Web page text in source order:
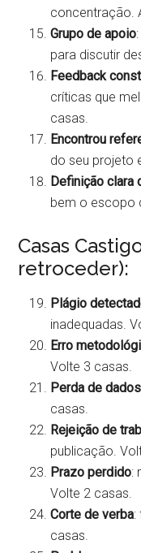
concentração.
Grupo de apoio
para discutir
Feedback
críticas que
casas.
Encontrou
do seu projeto
Definição clara
bem o escopo
Casas
retroceder):
Plágio
inadequadas.
Erro
Volte 3 casas.
Perda de dados
casas.
Rejeição de
publicação.
Prazo perdido:
Volte 2 casas.
Corte de verba:
casas.